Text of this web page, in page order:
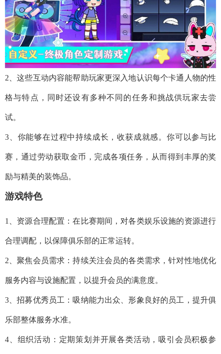
2、这些互动内容能帮助玩家更深入地认识每个卡通人物的性
格与特点，同时还设有多种不同的任务和挑战供玩家去尝
试。
3、你能够在过程中持续成长，收获成就感。你可以参与比
赛，通过劳动获取金币，完成各项任务，从而得到丰厚的奖
励与精美的装饰品。
游戏特色
1、资源合理配置：在比赛期间，对各类娱乐设施的资源进行
合理调配，以保障俱乐部的正常运转。
2、聚焦会员需求：持续关注会员的各类需求，针对性地优化
服务内容与设施配置，以提升会员的满意度。
3、招募优秀员工：吸纳能力出众、形象良好的员工，提升俱
乐部整体服务水准。
4、组织活动：定期策划并开展各类活动，吸引会员积极参